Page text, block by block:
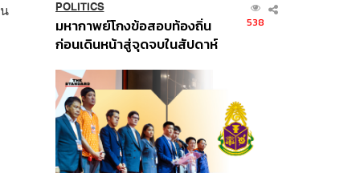
POLITICS
มหากาพย์โกงข้อสอบท้องถิ่น
ก่อนเดินหน้าสู่จุดจบในสัปดาห์
538